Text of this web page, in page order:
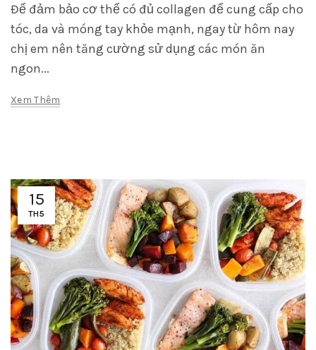
Để đảm bảo cơ thể có đủ collagen để cung cấp cho
tóc, da và móng tay khỏe mạnh, ngay từ hôm nay
chị em nên tăng cường sử dụng các món ăn
ngon...
Xem Thêm
15
TH5